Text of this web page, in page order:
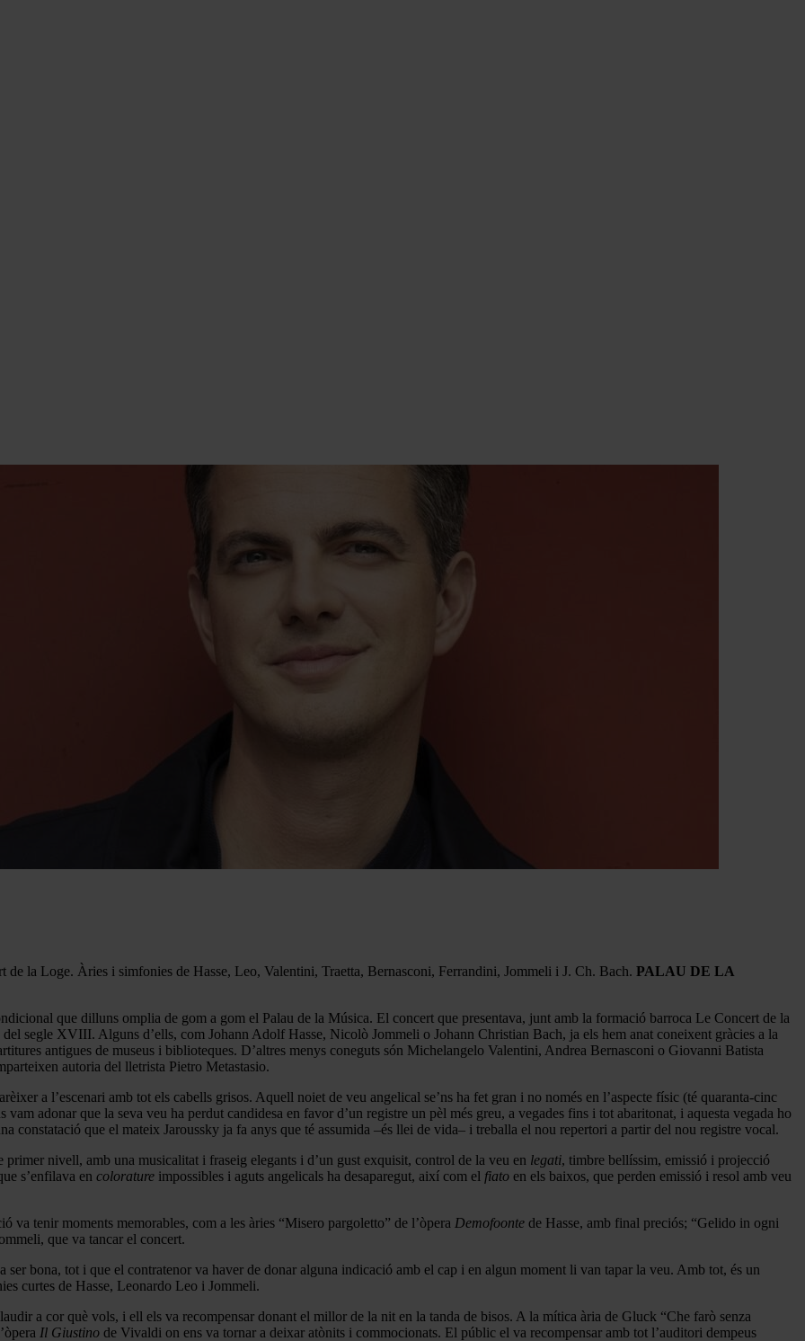
de la Loge. Àries i simfonies de Hasse, Leo, Valentini, Traetta, Bernasconi, Ferrandini, Jommeli i J. Ch. Bach. PALAU DE LA
que dilluns omplia de gom a gom el Palau de la Música. El concert que presentava, junt amb la formació barroca Le Concert de la
segle XVIII. Alguns d’ells, com Johann Adolf Hasse, Nicolò Jommeli o Johann Christian Bach, ja els hem anat coneixent gràcies a la
antigues de museus i biblioteques. D’altres menys coneguts són Michelangelo Valentini, Andrea Bernasconi o Giovanni Batista
autoria del lletrista Pietro Metastasio.
a l’escenari amb tot els cabells grisos. Aquell noiet de veu angelical se’ns ha fet gran i no només en l’aspecte físic (té quaranta-cinc
adonar que la seva veu ha perdut candidesa en favor d’un registre un pèl més greu, a vegades fins i tot abaritonat, i aquesta vegada ho
constatació que el mateix Jaroussky ja fa anys que té assumida –és llei de vida– i treballa el nou repertori a partir del nou registre vocal.
primer nivell, amb una musicalitat i fraseig elegants i d’un gust exquisit, control de la veu en legati, timbre bellíssim, emissió i projecció
s’enfilava en colorature impossibles i aguts angelicals ha desaparegut, així com el fiato en els baixos, que perden emissió i resol amb veu
va tenir moments memorables, com a les àries “Misero pargoletto” de l’òpera Demofoonte de Hasse, amb final preciós; “Gelido in ogni
que va tancar el concert.
ser bona, tot i que el contratenor va haver de donar alguna indicació amb el cap i en algun moment li van tapar la veu. Amb tot, és un
curtes de Hasse, Leonardo Leo i Jommeli.
a cor què vols, i ell els va recompensar donant el millor de la nit en la tanda de bisos. A la mítica ària de Gluck “Che farò senza
Il Giustino de Vivaldi on ens va tornar a deixar atònits i commocionats. El públic el va recompensar amb tot l’auditori dempeus